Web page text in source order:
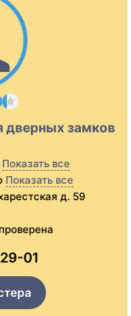
дверных замков
Показать все
Показать все
д. 59
01